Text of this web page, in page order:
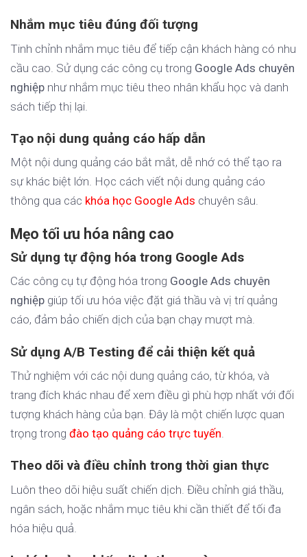
Nhắm mục tiêu đúng đối tượng
Tinh chỉnh nhắm mục tiêu để tiếp cận khách hàng có nhu
cầu cao. Sử dụng các công cụ trong Google Ads chuyên
nghiệp như nhắm mục tiêu theo nhân khẩu học và danh
sách tiếp thị lại.
Tạo nội dung quảng cáo hấp dẫn
Một nội dung quảng cáo bắt mắt, dễ nhớ có thể tạo ra
sự khác biệt lớn. Học cách viết nội dung quảng cáo
thông qua các khóa học Google Ads chuyên sâu.
Mẹo tối ưu hóa nâng cao
Sử dụng tự động hóa trong Google Ads
Các công cụ tự động hóa trong Google Ads chuyên
nghiệp giúp tối ưu hóa việc đặt giá thầu và vị trí quảng
cáo, đảm bảo chiến dịch của bạn chạy mượt mà.
Sử dụng A/B Testing để cải thiện kết quả
Thử nghiệm với các nội dung quảng cáo, từ khóa, và
trang đích khác nhau để xem điều gì phù hợp nhất với đối
tượng khách hàng của bạn. Đây là một chiến lược quan
trọng trong đào tạo quảng cáo trực tuyến.
Theo dõi và điều chỉnh trong thời gian thực
Luôn theo dõi hiệu suất chiến dịch. Điều chỉnh giá thầu,
ngân sách, hoặc nhắm mục tiêu khi cần thiết để tối đa
hóa hiệu quả.